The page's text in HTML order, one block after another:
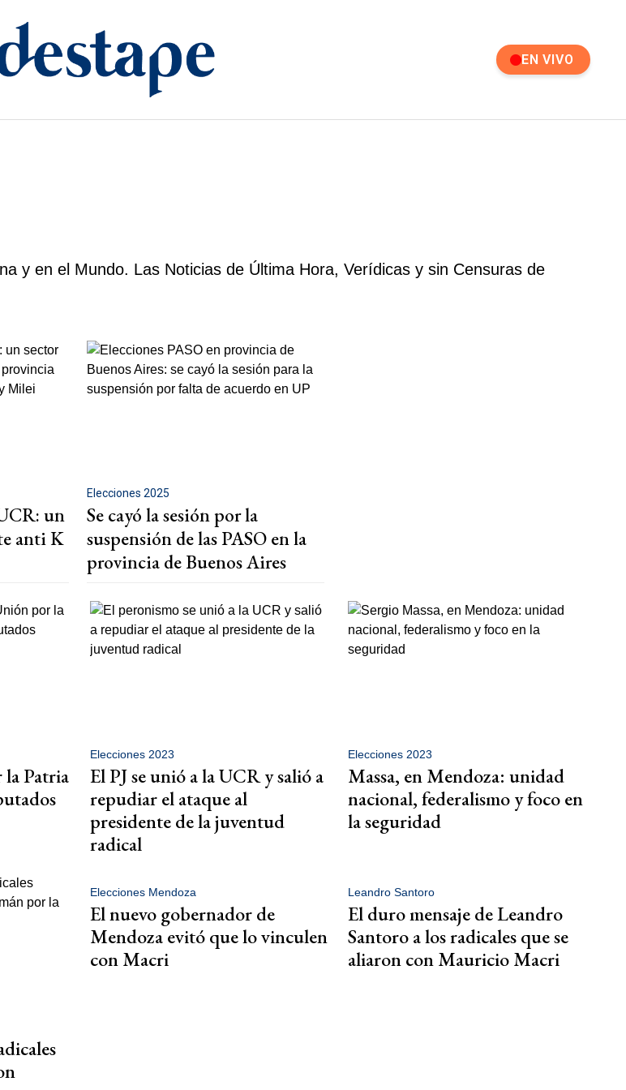
EN VIVO
y en el Mundo. Las Noticias de Última Hora, Verídicas y sin Censuras de
un
anti K
Elecciones 2025
Se cayó la sesión por la
suspensión de las PASO en la
provincia de Buenos Aires
Patria
Elecciones 2023
El PJ se unió a la UCR y salió a
repudiar el ataque al
presidente de la juventud
radical
Elecciones 2023
Massa, en Mendoza: unidad
nacional, federalismo y foco en
la seguridad
Elecciones Mendoza
El nuevo gobernador de
Mendoza evitó que lo vinculen
con Macri
Leandro Santoro
El duro mensaje de Leandro
Santoro a los radicales que se
aliaron con Mauricio Macri